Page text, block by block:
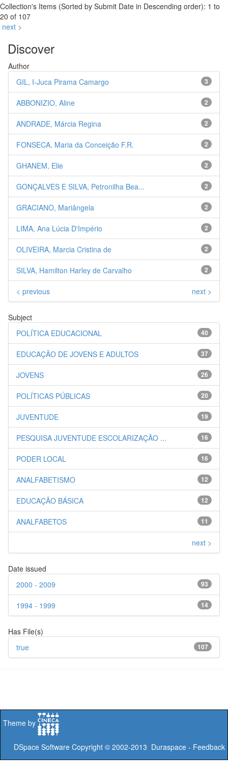
Collection's Items (Sorted by Submit Date in Descending order): 1 to
20 of 107
next >
Discover
Author
3
GIL, I-Juca Pirama Camargo
2
ABBONIZIO, Aline
2
ANDRADE, Márcia Regina
2
FONSECA, Maria da Conceição F.R.
2
GHANEM, Elie
2
GONÇALVES E SILVA, Petronilha Bea...
2
GRACIANO, Mariângela
2
LIMA, Ana Lúcia D'Império
2
OLIVEIRA, Marcia Cristina de
2
SILVA, Hamilton Harley de Carvalho
< previous next >
Subject
40
POLÍTICA EDUCACIONAL
37
EDUCAÇÃO DE JOVENS E ADULTOS
26
JOVENS
20
POLÍTICAS PÚBLICAS
19
JUVENTUDE
16
PESQUISA JUVENTUDE ESCOLARIZAÇÃO ...
16
PODER LOCAL
12
ANALFABETISMO
12
EDUCAÇÃO BÁSICA
11
ANALFABETOS
next >
Date issued
93
2000 - 2009
14
1994 - 1999
Has File(s)
107
true
Theme by
DSpace Software Copyright © 2002-2013 Duraspace - Feedback